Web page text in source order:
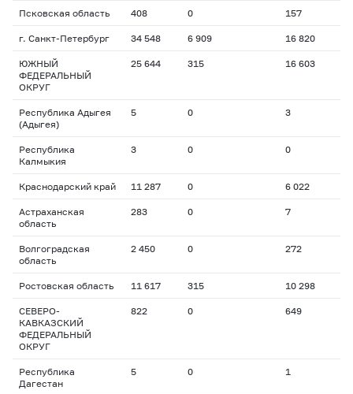
Псковская область 408 0 157
г. Санкт-Петербург 34 548 6 909 16 820
ЮЖНЫЙ
ФЕДЕРАЛЬНЫЙ
ОКРУГ
25 644 315 16 603
Республика Адыгея
(Адыгея)
5 0 3
Республика
Калмыкия
3 0 0
Краснодарский край 11 287 0 6 022
Астраханская
область
283 0 7
Волгоградская
область
2 450 0 272
Ростовская область 11 617 315 10 298
СЕВЕРО-
КАВКАЗСКИЙ
ФЕДЕРАЛЬНЫЙ
ОКРУГ
822 0 649
Республика
Дагестан
5 0 1